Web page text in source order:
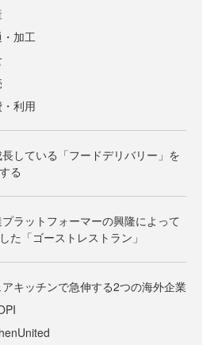
加工
利用
している「フードデリバリー」を
る
ラットフォーマーの興隆によって
た「ゴーストレストラン」
アキッチンで急伸する2つの海外企業